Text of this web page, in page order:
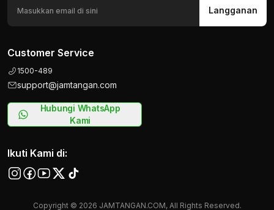
Langganan
Customer Service
1500-489
support@jamtangan.com
Hubungi WhatsApp
Kami
Ikuti Kami di:
Copyright © 2026 JAMTANGAN.COM, All Rights Reserved.